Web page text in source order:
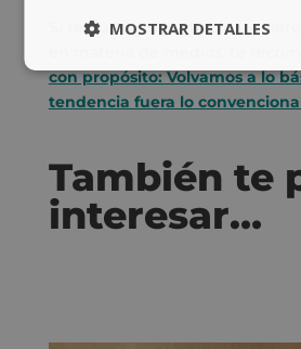
Si te gustó este artículo y
con propósito: Volvamos a lo
tendencia fuera lo
También te
interesar…
MOSTRAR DETALLES